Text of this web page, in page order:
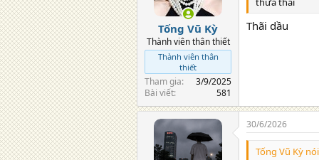
Tống Vũ Kỳ
Thành viên thân thiết
Thành viên thân
thiết
Tham gia
3/9/2025
Bài viết
581
Thãi dầu
30/6/2026
Tống Vũ Kỳ